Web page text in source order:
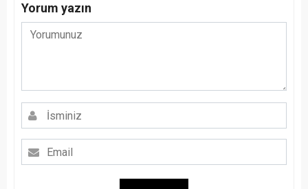
Yorum yazın